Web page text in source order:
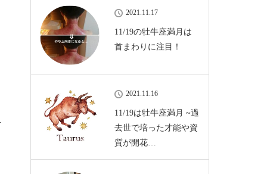
2021.11.17
11/19の牡牛座満月は
首まわりに注目！
2021.11.16
11/19は牡牛座満月 ~過
去世で培った才能や資
質が開花…